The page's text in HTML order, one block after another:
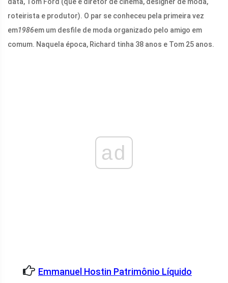
roteirista e produtor). O par se conheceu pela primeira vez
em1986em um desfile de moda organizado pelo amigo em
comum. Naquela época, Richard tinha 38 anos e Tom 25 anos.
ad
Emmanuel Hostin Patrimônio Líquido